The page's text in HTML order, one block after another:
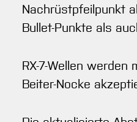
Nachrüstpfeilpunkt
Bullet-Punkte als
RX-7-Wellen
Beiter-Nocke